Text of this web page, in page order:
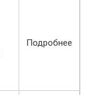
Подробнее